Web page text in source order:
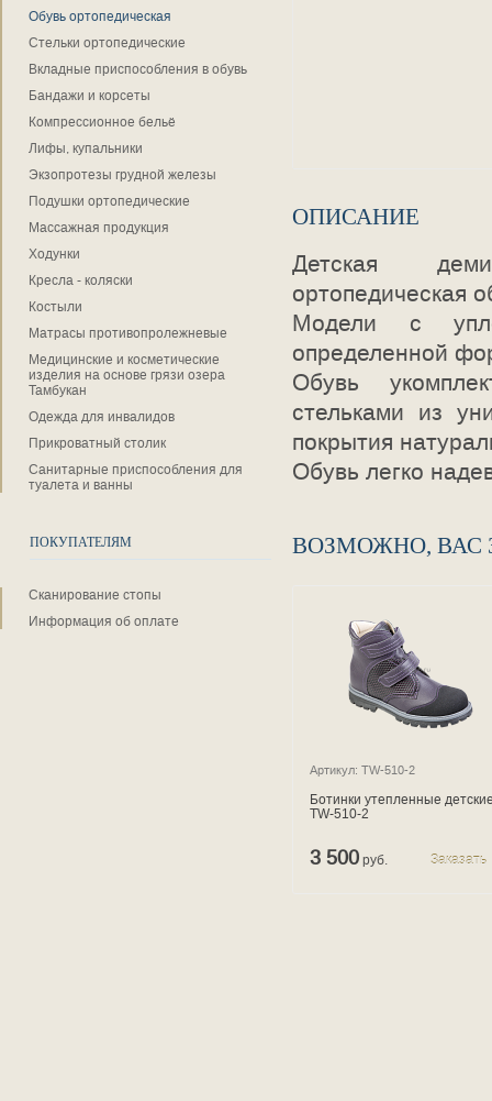
Обувь ортопедическая
Стельки ортопедические
Вкладные приспособления в обувь
Бандажи и корсеты
Компрессионное бельё
Лифы, купальники
Экзопротезы грудной железы
Подушки ортопедические
Массажная продукция
Ходунки
Кресла - коляски
Костыли
Матрасы противопролежневые
Медицинские и косметические
изделия на основе грязи озера
Тамбукан
Одежда для инвалидов
Прикроватный столик
Санитарные приспособления для
туалета и ванны
ПОКУПАТЕЛЯМ
Сканирование стопы
Информация об оплате
ОПИСАНИЕ
Детская
ортопедическая
Модели с
определенной
Обувь
стельками из
покрытия
Обувь легко
ВОЗМОЖНО, ВАС
Артикул: TW-510-2
Ботинки утепленные
TW-510-2
3 500руб. Заказать